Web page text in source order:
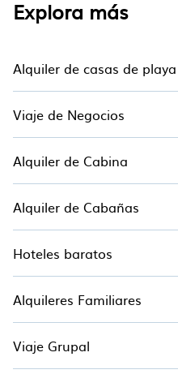
VRBO y Villas estilo
escapada de última hora hoy
Explora más
Alquiler de casas de playa
Viaje de Negocios
Alquiler de Cabina
Alquiler de Cabañas
Hoteles baratos
Alquileres Familiares
Viaje Grupal